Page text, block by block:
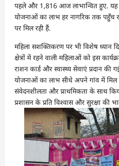
पहले और 1,816 आज लाभान्वित हुए. यह
योजनाओं का लाभ हर नागरिक तक पहुँच
पर मिल रही हैं.
महिला सशक्तिकरण पर भी विशेष ध्यान
क्षेत्रों में रहने वाली महिलाओं को इस
राशन कार्ड और स्वास्थ्य सेवाएं प्रदान
योजनाओं का लाभ सीधे अपने गांव में मिल
संवेदनशीलता और प्राथमिकता के साथ
प्रशासन के प्रति विश्वास और सुरक्षा की